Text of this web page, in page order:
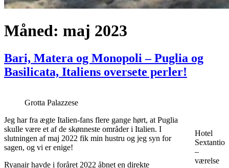
Måned: maj 2023
Bari, Matera og Monopoli – Puglia og
Basilicata, Italiens oversete perler!
Grotta Palazzese
Hotel
Sextantio
–
værelse
Jeg har fra ægte Italien-fans flere gange hørt, at Puglia
skulle være et af de skønneste områder i Italien. I
slutningen af maj 2022 fik min hustru og jeg syn for
sagen, og vi er enige!
Ryanair havde i foråret 2022 åbnet en direkte